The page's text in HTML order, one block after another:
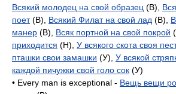
Всякий молодец на свой образец (B),
поет(B), Всякий Филат на свой лад (B),
манер (B), Всяк портной на свой покрой
приходится (H), У всякого скота своя
пташки свои замашки (У), У всякой
каждой пичужки свой голо сок (У)
• Every man is exceptional - Вещь вещи